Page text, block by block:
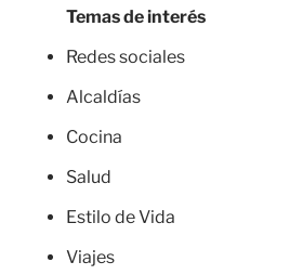
Temas de interés
Redes sociales
Alcaldías
Cocina
Salud
Estilo de Vida
Viajes